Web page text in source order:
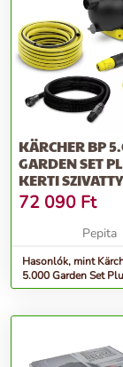
További
KÄRCHER BP
GARDEN SET
KERTI
(1.645-711.0)
72 090 Ft
Pepita
Hasonlók, mint
5.000 Garden Set
szivattyú (1.645-